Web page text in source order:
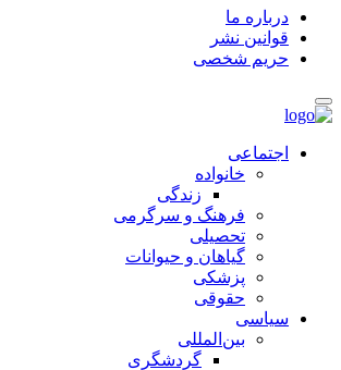
درباره ما
قوانین نشر
حریم شخصی
اجتماعی
خانواده
زندگی
فرهنگ و سرگرمی
تحصیلی
گیاهان و حیوانات
پزشکی
حقوقی
سیاسی
بین‌المللی
گردشگری